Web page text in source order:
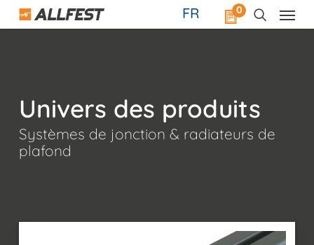
Skip
0
FR
Univers des produits
Systèmes de jonction & radiateurs de
plafond